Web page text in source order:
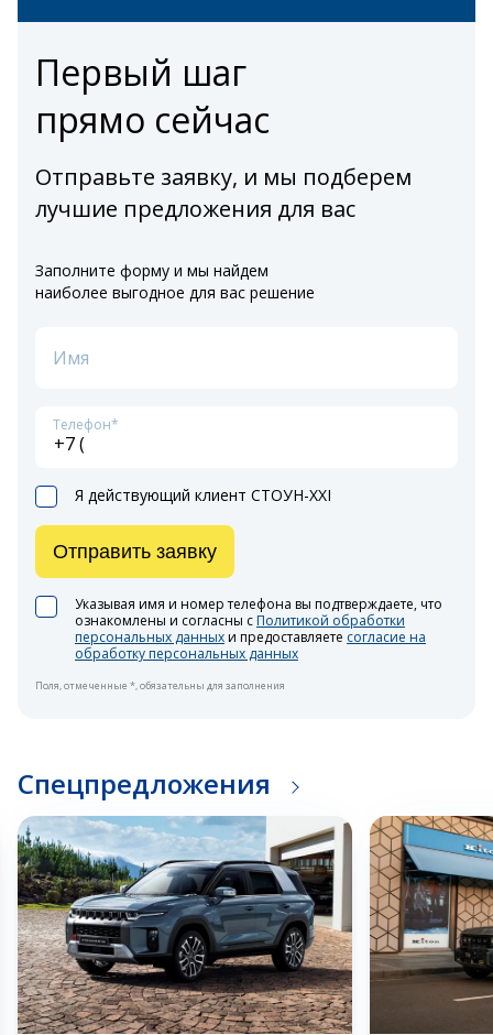
Первый шаг
прямо сейчас
Отправьте заявку, и мы подберем
лучшие предложения для вас
Заполните форму и мы найдем
наиболее выгодное для вас решение
Имя
Телефон*
Я действующий клиент СТОУН-XXI
Указывая имя и номер телефона вы подтверждаете, что
ознакомлены и согласны с Политикой обработки
персональных данныхи предоставляете согласие на
обработку персональных данных
Отправить заявку
Поля, отмеченные *, обязательны для заполнения
Спецпредложения